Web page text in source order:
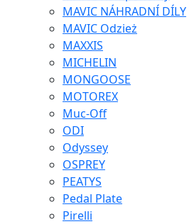
MAVIC NÁHRADNÍ DÍLY
MAVIC Odzież
MAXXIS
MICHELIN
MONGOOSE
MOTOREX
Muc-Off
ODI
Odyssey
OSPREY
PEATYS
Pedal Plate
Pirelli